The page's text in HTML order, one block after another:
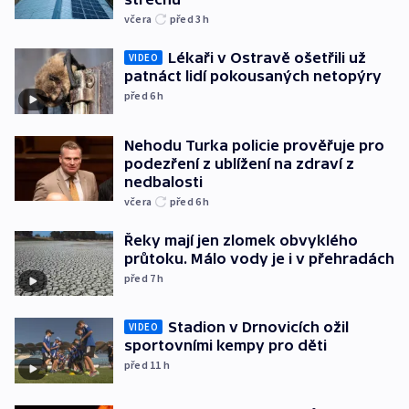
včera před 3h
VIDEO
Lékaři v Ostravě ošetřili už
patnáct lidí pokousaných netopýry
před 6h
Nehodu Turka policie prověřuje pro
podezření z ublížení na zdraví z
nedbalosti
včera před 6h
Řeky mají jen zlomek obvyklého
průtoku. Málo vody je i v přehradách
před 7h
VIDEO
Stadion v Drnovicích ožil
sportovními kempy pro děti
před 11 h